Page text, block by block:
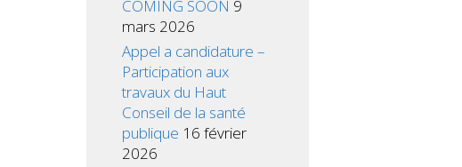
COMING SOON 9
mars 2026
Appel a candidature –
Participation aux
travaux du Haut
Conseil de la santé
publique 16 février
2026